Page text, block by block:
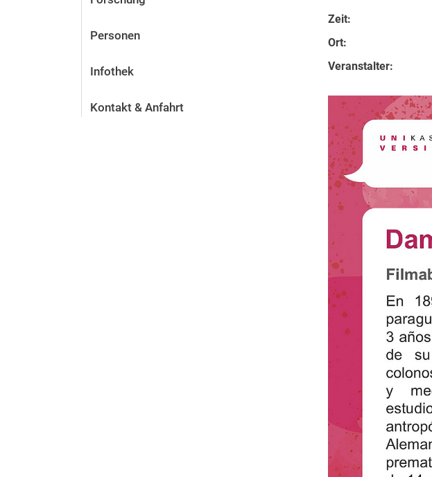
Personen
Infothek
Kontakt & Anfahrt
Zeit:
Ort:
Veranstalter: